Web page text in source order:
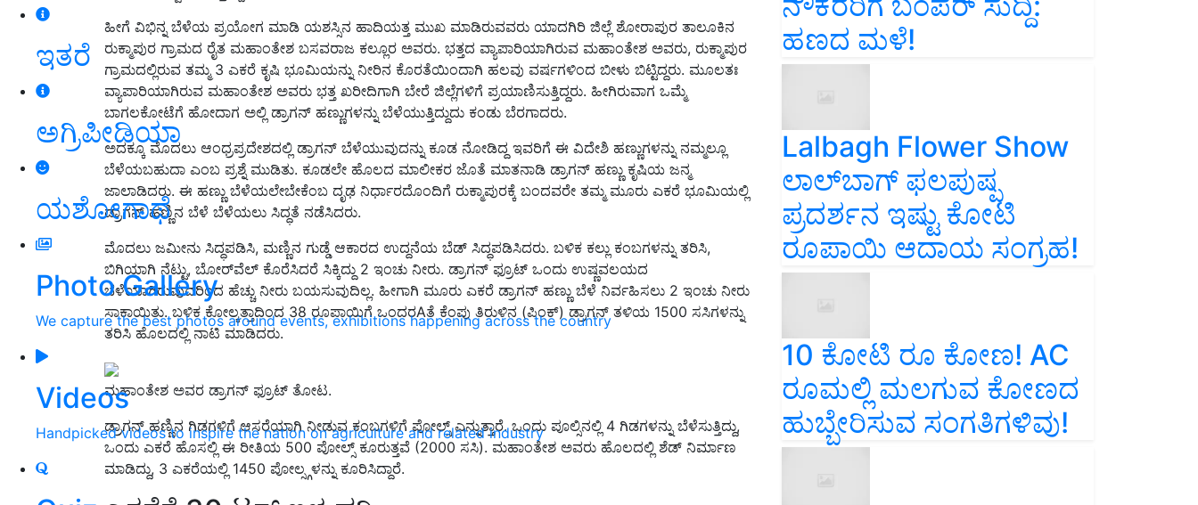
ಇತರೆ
ಅಗ್ರಿಪೀಡಿಯಾ
ಯಶೋಗಾಥೆ
Photo Gallery
We capture the best photos around events, exhibitions happening across the country
Videos
Handpicked videos to inspire the nation on agriculture and related industry
ಹೀಗೆ ವಿಭಿನ್ನ ಬೆಳೆಯ ಪ್ರಯೋಗ ಮಾಡಿ ಯಶಸ್ಸಿನ ಹಾದಿಯತ್ತ ಮುಖ ಮಾಡಿರುವವರು ಯಾದಗಿರಿ ಜಿಲ್ಲೆ ಶೋರಾಪುರ ತಾಲೂಕಿನ
ರುಕ್ಮಾಪುರ ಗ್ರಾಮದ ರೈತ ಮಹಾಂತೇಶ ಬಸವರಾಜ ಕಲ್ಲೂರ ಅವರು. ಭತ್ತದ ವ್ಯಾಪಾರಿಯಾಗಿರುವ ಮಹಾಂತೇಶ ಅವರು, ರುಕ್ಮಾಪುರ
ಗ್ರಾಮದಲ್ಲಿರುವ ತಮ್ಮ 3 ಎಕರೆ ಕೃಷಿ ಭೂಮಿಯನ್ನು ನೀರಿನ ಕೊರತೆಯಿಂದಾಗಿ ಹಲವು ವರ್ಷಗಳಿಂದ ಬೀಳು ಬಿಟ್ಟಿದ್ದರು. ಮೂಲತಃ
ವ್ಯಾಪಾರಿಯಾಗಿರುವ ಮಹಾಂತೇಶ ಅವರು ಭತ್ತ ಖರೀದಿಗಾಗಿ ಬೇರೆ ಜಿಲ್ಲೆಗಳಿಗೆ ಪ್ರಯಾಣಿಸುತ್ತಿದ್ದರು. ಹೀಗಿರುವಾಗ ಒಮ್ಮೆ
ಬಾಗಲಕೋಟೆಗೆ ಹೋದಾಗ ಅಲ್ಲಿ ಡ್ರಾಗನ್ ಹಣ್ಣುಗಳನ್ನು ಬೆಳೆಯುತ್ತಿದ್ದುದು ಕಂಡು ಬೆರಗಾದರು.
ಅದಕ್ಕೂ ಮೊದಲು ಆಂಧ್ರಪ್ರದೇಶದಲ್ಲಿ ಡ್ರಾಗನ್ ಬೆಳೆಯುವುದನ್ನು ಕೂಡ ನೋಡಿದ್ದ ಇವರಿಗೆ ಈ ವಿದೇಶಿ ಹಣ್ಣುಗಳನ್ನು ನಮ್ಮಲ್ಲೂ
ಬೆಳೆಯಬಹುದಾ ಎಂಬ ಪ್ರಶ್ನೆ ಮುಡಿತು. ಕೂಡಲೇ ಹೊಲದ ಮಾಲೀಕರ ಜೊತೆ ಮಾತನಾಡಿ ಡ್ರಾಗನ್ ಹಣ್ಣು ಕೃಷಿಯ ಜನ್ಮ
ಜಾಲಾಡಿದರು. ಈ ಹಣ್ಣು ಬೆಳೆಯಲೇಬೇಕೆಂಬ ದೃಢ ನಿರ್ಧಾರದೊಂದಿಗೆ ರುಕ್ಮಾಪುರಕ್ಕೆ ಬಂದವರೇ ತಮ್ಮ ಮೂರು ಎಕರೆ ಭೂಮಿಯಲ್ಲಿ
ಡ್ರಾಗನ್ ಹಣ್ಣಿನ ಬೆಳೆ ಬೆಳೆಯಲು ಸಿದ್ಧತೆ ನಡೆಸಿದರು.
ಮೊದಲು ಜಮೀನು ಸಿದ್ಧಪಡಿಸಿ, ಮಣ್ಣಿನ ಗುಡ್ಡೆ ಆಕಾರದ ಉದ್ದನೆಯ ಬೆಡ್ ಸಿದ್ಧಪಡಿಸಿದರು. ಬಳಿಕ ಕಲ್ಲು ಕಂಬಗಳನ್ನು ತರಿಸಿ,
ಬಿಗಿಯಾಗಿ ನೆಟ್ಟು, ಬೋರ್‌ವೆಲ್ ಕೊರೆಸಿದರೆ ಸಿಕ್ಕಿದ್ದು 2 ಇಂಚು ನೀರು. ಡ್ರಾಗನ್ ಫ್ರೂಟ್ ಒಂದು ಉಷ್ಣವಲಯದ
ಬೆಳೆಯಾಗಿರುವುದರಿಂದ ಹೆಚ್ಚು ನೀರು ಬಯಸುವುದಿಲ್ಲ. ಹೀಗಾಗಿ ಮೂರು ಎಕರೆ ಡ್ರಾಗನ್ ಹಣ್ಣು ಬೆಳೆ ನಿರ್ವಹಿಸಲು 2 ಇಂಚು ನೀರು
ಸಾಕಾಯಿತು. ಬಳಿಕ ಕೋಲ್ಕತ್ತಾದಿಂದ 38 ರೂಪಾಯಿಗೆ ಒಂದರAತೆ ಕೆಂಪು ತಿರುಳಿನ (ಪಿಂಕ್) ಡ್ರಾಗನ್ ತಳಿಯ 1500 ಸಸಿಗಳನ್ನು
ತರಿಸಿ ಹೊಲದಲ್ಲಿ ನಾಟಿ ಮಾಡಿದರು.
ಮಹಾಂತೇಶ ಅವರ ಡ್ರಾಗನ್ ಫ್ರೂಟ್ ತೋಟ.
ಡ್ರಾಗನ್ ಹಣ್ಣಿನ ಗಿಡಗಳಿಗೆ ಆಸರೆಯಾಗಿ ನೀಡುವ ಕಂಬಗಳಿಗೆ ಪೋಲ್ಸ್ ಎನ್ನುತ್ತಾರೆ. ಒಂದು ಪೂಲ್ಸಿನಲ್ಲಿ 4 ಗಿಡಗಳನ್ನು ಬೆಳೆಸುತ್ತಿದ್ದು,
ಒಂದು ಎಕರೆ ಹೊಸಲ್ಲಿ ಈ ರೀತಿಯ 500 ಪೋಲ್ಸ್ ಕೂರುತ್ತವೆ (2000 ಸಸಿ). ಮಹಾಂತೇಶ ಅವರು ಹೊಲದಲ್ಲಿ ಶೆಡ್ ನಿರ್ಮಾಣ
ಮಾಡಿದ್ದು, 3 ಎಕರೆಯಲ್ಲಿ 1450 ಪೋಲ್ಸ್ಗಳನ್ನು ಕೂರಿಸಿದ್ದಾರೆ.
ಹಣದ ಮಳೆ!
Lalbagh Flower Show
ಲಾಲ್‌ಬಾಗ್ ಫಲಪುಷ್ಪ
ಪ್ರದರ್ಶನ ಇಷ್ಟು ಕೋಟಿ
ರೂಪಾಯಿ ಆದಾಯ ಸಂಗ್ರಹ!
10 ಕೋಟಿ ರೂ ಕೋಣ! AC
ರೂಮಲ್ಲಿ ಮಲಗುವ ಕೋಣದ
ಹುಬ್ಬೇರಿಸುವ ಸಂಗತಿಗಳಿವು!